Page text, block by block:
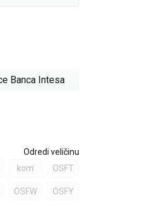
Banca Intesa
Odredi veličinu
kom OSFT
OSFW OSFY